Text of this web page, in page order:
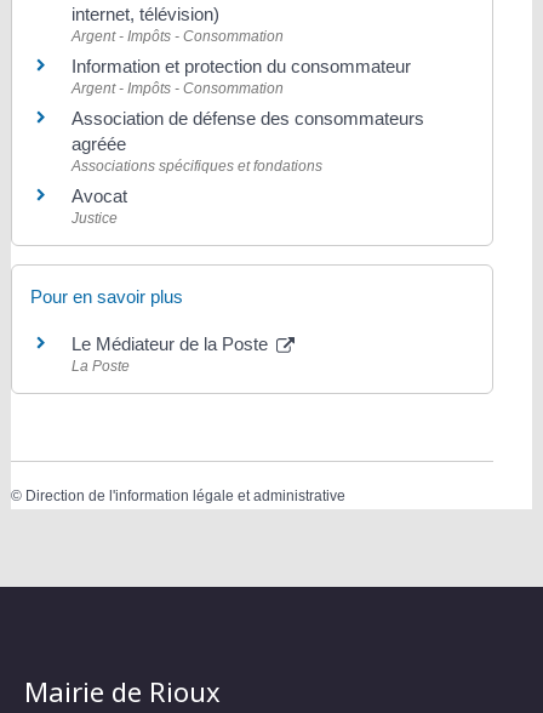
internet, télévision)
Argent - Impôts - Consommation
Information et protection du consommateur
Argent - Impôts - Consommation
Association de défense des consommateurs
agréée
Associations spécifiques et fondations
Avocat
Justice
Pour en savoir plus
Le Médiateur de la Poste
La Poste
© Direction de l'information légale et administrative
Mairie de Rioux